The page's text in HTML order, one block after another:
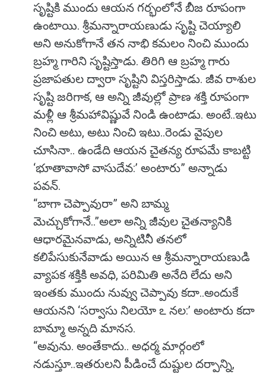
సృష్టికి ముందు ఆయన గర్భంలోనే బీజ రూపంగా
ఉంటాయి. శ్రీమన్నారాయణుడు సృష్టి చెయ్యాలి
అని అనుకోగానే తన నాభి కమలం నించి ముందు
బ్రహ్మ గారిని సృష్టిస్తాడు. తిరిగి ఆ బ్రహ్మ గారు
ప్రజాపతుల ద్వారా సృష్టిని విస్తరిస్తాడు. జీవ రాశుల
సృష్టి జరిగాక, ఆ అన్ని జీవుల్లో ప్రాణ శక్తి రూపంగా
మళ్లీ ఆ శ్రీమహావిష్ణువే నిండి ఉంటాడు. అంటే..ఇటు
నించి అటు, అటు నించి ఇటు..రెండు వైపుల
చూసినా.. ఉండేది ఆయన చైతన్య రూపమే కాబట్టి
‘భూతావాసో వాసుదేవ:’ అంటారు” అన్నాడు
పవన్.
“బాగా చెప్పావురా” అని బామ్మ
మెచ్చుకోగానే..”అలా అన్ని జీవుల చైతన్యానికి
ఆధారమైనవాడు, అన్నిటినీ తనలో
కలిపేసుకునేవాడు అయిన ఆ శ్రీమన్నారాయణుడి
వ్యాపక శక్తికి అవధి, పరిమితి అనేది లేదు అని
ఇంతకు ముందు నువ్వు చెప్పావు కదా..అందుకే
ఆయనని ‘సర్వాసు నిలయో ఽ నల:’ అంటారు కదా
బామ్మా అన్నది మానస.
“అవును. అంతేకాదు.. అధర్మ మార్గంలో
నడుస్తూ..ఇతరులని పీడించే దుష్టుల దర్పాన్ని,